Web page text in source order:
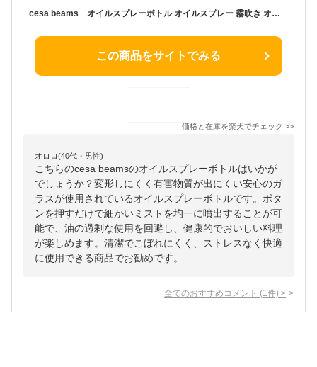
cesa beams オイルスプレーボトル オイルスプレー 霧吹き オイルスプレー オリーブオイル オイル スプレー ミストスプレーオイル スプレー ノンフライヤー 醤油差し 液だれしない 極細のミスト 料理用 ん オイルボトル
この商品をサイトでみる
価格と在庫を楽天でチェック >>
オロロ(40代・男性)
こちらのcesa beamsのオイルスプレーボトルはいかが
でしょうか？変形しにくく有害物質が出にくい安心のガ
ラスが使用されているオイルスプレーボトルです。ボタ
ンを押すだけで細かいミストを均一に噴出することが可
能で、油の過剰な使用を回避し、健康的でおいしい料理
が楽しめます。清潔でこぼれにくく、ストレスなく快適
に使用できる商品でお勧めです。
全てのおすすめコメント (1 件) >